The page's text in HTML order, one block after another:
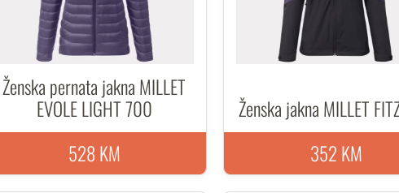
Ženska pernata jakna MILLET
EVOLE LIGHT 700
528 KM
Ženska jakna MILLET
352 KM